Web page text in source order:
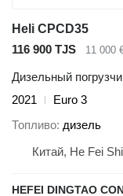
Heli CPCD35
116 900 TJS
11 000
Дизельный
2021
Euro 3
Топливо дизель
Китай, He Fei Shi